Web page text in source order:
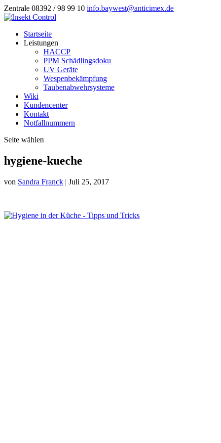
Zentrale 08392 / 98 99 10 info.baywest@anticimex.de
Startseite
Leistungen
HACCP
PPM Schädlingsdoku
UV Geräte
Wespenbekämpfung
Taubenabwehrsysteme
Wiki
Kundencenter
Kontakt
Notfallnummern
Seite wählen
hygiene-kueche
von Sandra Franck | Juli 25, 2017